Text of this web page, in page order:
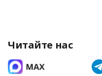
Читайте нас